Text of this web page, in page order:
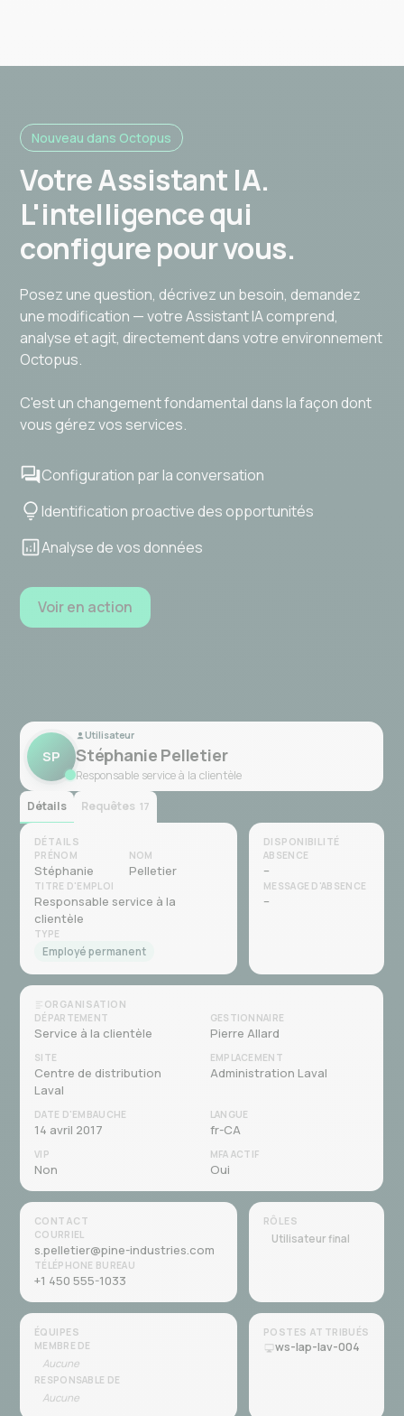
Nouveau dans Octopus
Votre Assistant IA.
L'intelligence qui
configure pour vous.
Posez une question, décrivez un besoin, demandez
une modification — votre Assistant IA comprend,
analyse et agit, directement dans votre environnement
Octopus.
C'est un changement fondamental dans la façon dont
vous gérez vos services.
Configuration par la conversation
Identification proactive des opportunités
Analyse de vos données
Voir en action
SP
Utilisateur
Stéphanie Pelletier
Responsable service à la clientèle
Détails
Requêtes 17
DÉTAILS
PRÉNOM
Stéphanie
NOM
Pelletier
TITRE D'EMPLOI
Responsable service à la
clientèle
TYPE
Employé permanent
ORGANISATION
DÉPARTEMENT
Service à la clientèle
GESTIONNAIRE
Pierre Allard
SITE
Centre de distribution
Laval
EMPLACEMENT
Administration Laval
DATE D'EMBAUCHE
14 avril 2017
LANGUE
fr-CA
VIP
Non
MFA ACTIF
Oui
DISPONIBILITÉ
ABSENCE
–
MESSAGE D'ABSENCE
–
CONTACT
COURRIEL
s.pelletier@pine-industries.com
TÉLÉPHONE BUREAU
+1 450 555-1033
RÔLES
Utilisateur final
ÉQUIPES
MEMBRE DE
Aucune
RESPONSABLE DE
Aucune
POSTES ATTRIBUÉS
ws-lap-lav-004